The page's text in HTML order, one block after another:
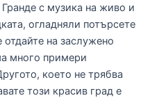
с музика на живо и
огладняли потърсете
отдайте на заслужено
много примери
което не трябва
този красив град е